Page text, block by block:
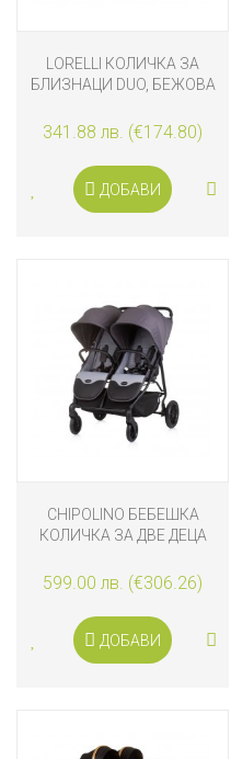
LORELLI КОЛИЧКА ЗА
БЛИЗНАЦИ DUO, БЕЖОВА
341.88 лв. (€174.80)
ДОБАВИ
CHIPOLINO БЕБЕШКА
КОЛИЧКА ЗА ДВЕ ДЕЦА
599.00 лв. (€306.26)
ДОБАВИ